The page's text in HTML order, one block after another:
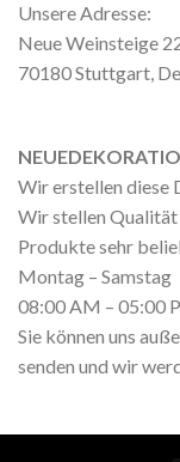
Unsere Adresse:
Neue Weinsteige
70180 Stuttgart,
Wir erstellen diese
Wir stellen Qualität
Produkte sehr
Montag – Samstag
08:00 AM – 05:00
Sie können uns
senden und wir